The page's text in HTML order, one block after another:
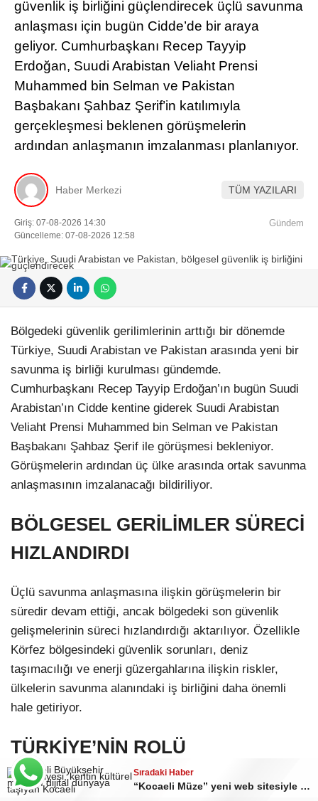
Sıradaki Haber
Ormanya’da gece yürüyüşüyle doğanın farklı yüzü keşfedildi
güvenlik iş birliğini güçlendirecek üçlü savunma
anlaşması için bugün Cidde’de bir araya
geliyor. Cumhurbaşkanı Recep Tayyip
Erdoğan, Suudi Arabistan Veliaht Prensi
Muhammed bin Selman ve Pakistan
Başbakanı Şahbaz Şerif’in katılımıyla
gerçekleşmesi beklenen görüşmelerin
ardından anlaşmanın imzalanması planlanıyor.
Haber Merkezi TÜM YAZILARI
Giriş: 07-08-2026 14:30
Güncelleme: 07-08-2026 12:58
Gündem
Bölgedeki güvenlik gerilimlerinin arttığı bir dönemde
Türkiye, Suudi Arabistan ve Pakistan arasında yeni bir
savunma iş birliği kurulması gündemde.
Cumhurbaşkanı Recep Tayyip Erdoğan’ın bugün Suudi
Arabistan’ın Cidde kentine giderek Suudi Arabistan
Veliaht Prensi Muhammed bin Selman ve Pakistan
Başbakanı Şahbaz Şerif ile görüşmesi bekleniyor.
Görüşmelerin ardından üç ülke arasında ortak savunma
anlaşmasının imzalanacağı bildiriliyor.
BÖLGESEL GERİLİMLER SÜRECİ
HIZLANDIRDI
Üçlü savunma anlaşmasına ilişkin görüşmelerin bir
süredir devam ettiği, ancak bölgedeki son güvenlik
gelişmelerinin süreci hızlandırdığı aktarılıyor. Özellikle
Körfez bölgesindeki güvenlik sorunları, deniz
taşımacılığı ve enerji güzergahlarına ilişkin riskler,
ülkelerin savunma alanındaki iş birliğini daha önemli
hale getiriyor.
TÜRKİYE’NİN ROLÜ
GÜÇLENİYORSıradaki Haber
“Kocaeli Müze” yeni web sitesiyle yayında